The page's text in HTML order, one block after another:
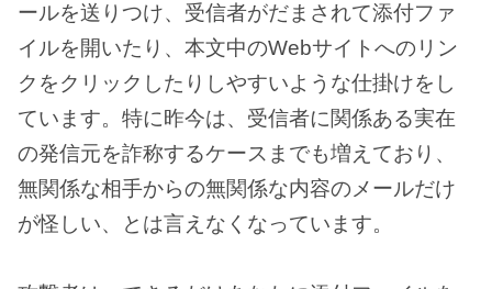
ールを送りつけ、受信者がだまされて添付ファ
イルを開いたり、本文中のWebサイトへのリン
クをクリックしたりしやすいような仕掛けをし
ています。特に昨今は、受信者に関係ある実在
の発信元を詐称するケースまでも増えており、
無関係な相手からの無関係な内容のメールだけ
が怪しい、とは言えなくなっています。